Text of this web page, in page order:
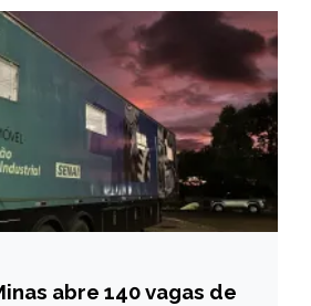
abre 140 vagas de